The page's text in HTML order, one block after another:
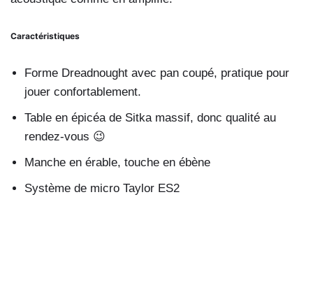
Caractéristiques
Forme Dreadnought avec pan coupé, pratique pour
jouer confortablement.
Table en épicéa de Sitka massif, donc qualité au
rendez-vous 😉
Manche en érable, touche en ébène
Système de micro Taylor ES2